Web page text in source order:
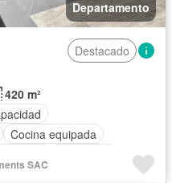
Departamento
Destacado
420 m²
Cocina equipada
SAC